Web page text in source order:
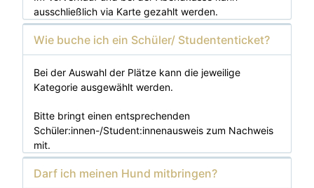
ausschließlich via Karte gezahlt werden.
Wie buche ich ein Schüler/ Studententicket?
Bei der Auswahl der Plätze kann die jeweilige
Kategorie ausgewählt werden.
Bitte bringt einen entsprechenden
Schüler:innen-/Student:innenausweis zum Nachweis
mit.
Darf ich meinen Hund mitbringen?